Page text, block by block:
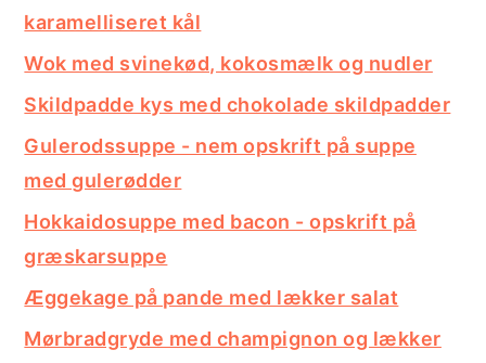
karamelliseret kål
Wok med svinekød, kokosmælk og nudler
Skildpadde kys med chokolade skildpadder
Gulerodssuppe - nem opskrift på suppe
med gulerødder
Hokkaidosuppe med bacon - opskrift på
græskarsuppe
Æggekage på pande med lækker salat
Mørbradgryde med champignon og lækker